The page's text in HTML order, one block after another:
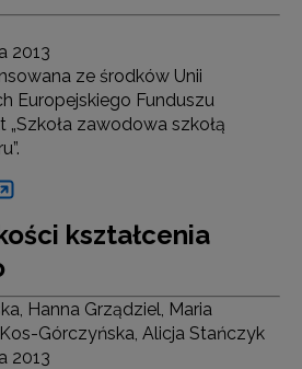
2013
ze środków Unii
Europejskiego Funduszu
„Szkoła zawodowa szkołą
kształcenia
Hanna Grządziel, Maria
Górczyńska, Alicja Stańczyk
2013